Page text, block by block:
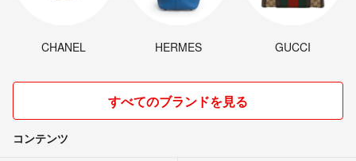
CHANEL HERMES GUCCI
すべてのブランドを見る
コンテンツ